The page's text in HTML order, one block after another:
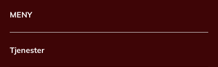
MENY
Tjenester